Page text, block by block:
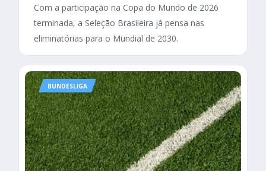
Com a participação na Copa do Mundo de 2026
terminada, a Seleção Brasileira já pensa nas
eliminatórias para o Mundial de 2030.
BUNDESLIGA